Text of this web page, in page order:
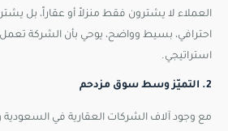
العملاء لا يشترون فقط منزلاً أو عقاراً، بل
احترافي، بسيط وواضح، يوحي بأن الشركة
استراتيجي.
2. التميّز وسط سوق مزدحم
مع وجود آلاف الشركات العقارية في السعودية